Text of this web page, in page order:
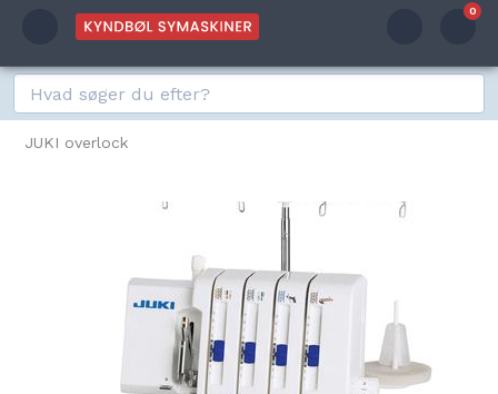
0
JUKI overlock